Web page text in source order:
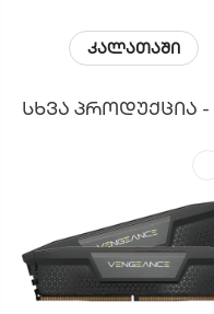
კალათაში
ᲡᲮᲕᲐ ᲞᲠᲝᲓᲣᲥᲪᲘᲐ -